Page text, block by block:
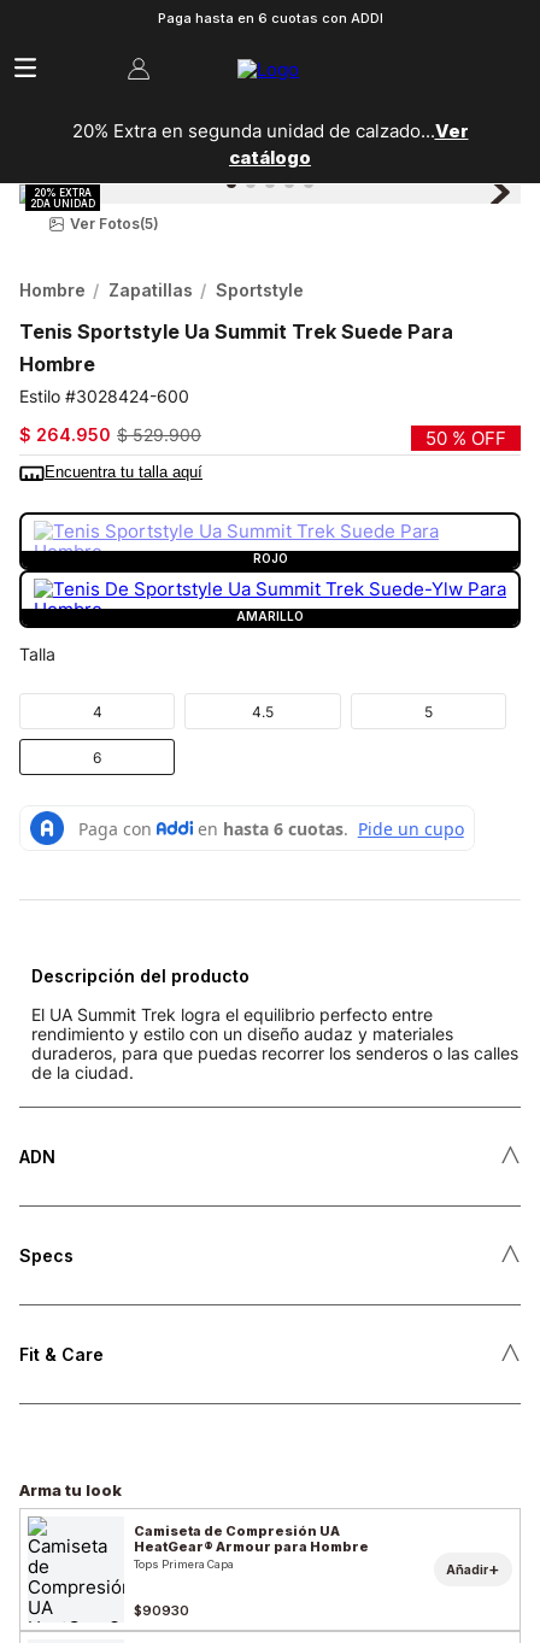
Paga hasta en 6 cuotas con ADDI
20% Extra en segunda unidad de calzado...Ver
catálogo
Ver Fotos(5)
Hombre Zapatillas Sportstyle
Tenis Sportstyle Ua Summit Trek Suede Para
Hombre
3028424-600
$ 264.950 $ 529.900 50 % OFF
Encuentra tu talla aquí
ROJO
AMARILLO
Talla
4 4.5 5
6
Descripción del producto
El UA Summit Trek logra el equilibrio perfecto entre
rendimiento y estilo con un diseño audaz y materiales
duraderos, para que puedas recorrer los senderos o las calles
de la ciudad.
ADN ˄
Specs ˄
Fit & Care ˄
Arma tu look
Camiseta de Compresión UA
HeatGear® Armour para Hombre
Tops Primera Capa
$90930
Añadir+